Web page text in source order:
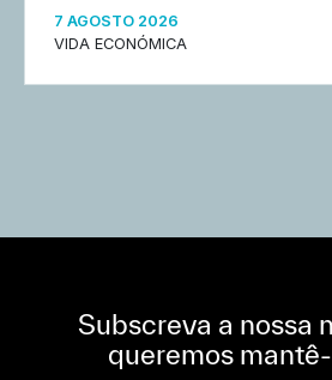
7 AGOSTO 2026
VIDA ECONÓMICA
Subscreva a nossa
queremos